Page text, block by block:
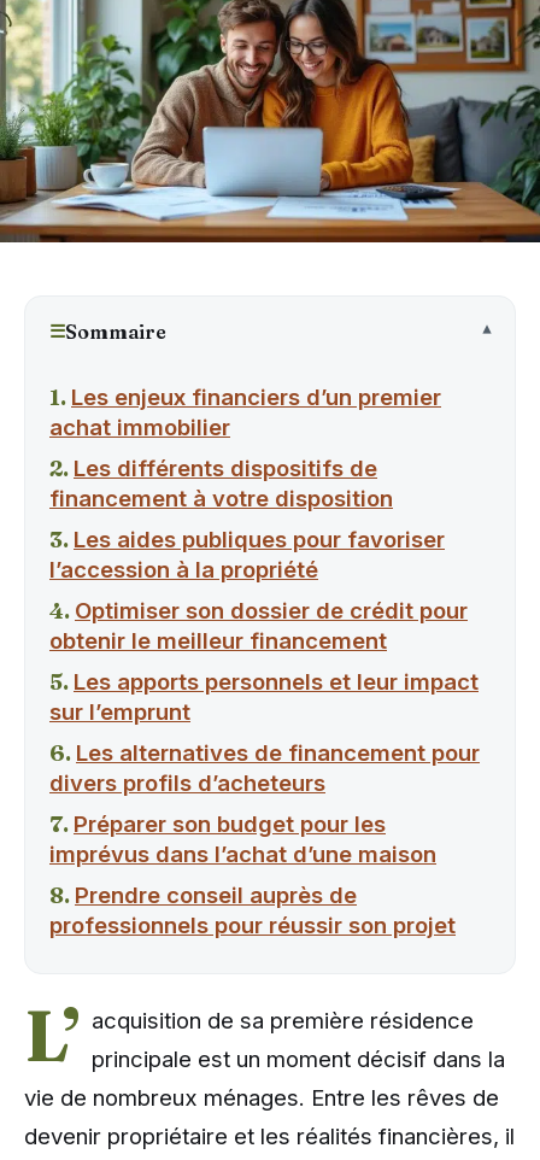
☰Sommaire
Les enjeux financiers d’un premier
achat immobilier
Les différents dispositifs de
financement à votre disposition
Les aides publiques pour favoriser
l’accession à la propriété
Optimiser son dossier de crédit pour
obtenir le meilleur financement
Les apports personnels et leur impact
sur l’emprunt
Les alternatives de financement pour
divers profils d’acheteurs
Préparer son budget pour les
imprévus dans l’achat d’une maison
Prendre conseil auprès de
professionnels pour réussir son projet
L’ acquisition de sa première résidence
principale est un moment décisif dans la
vie de nombreux ménages. Entre les rêves de
devenir propriétaire et les réalités financières, il